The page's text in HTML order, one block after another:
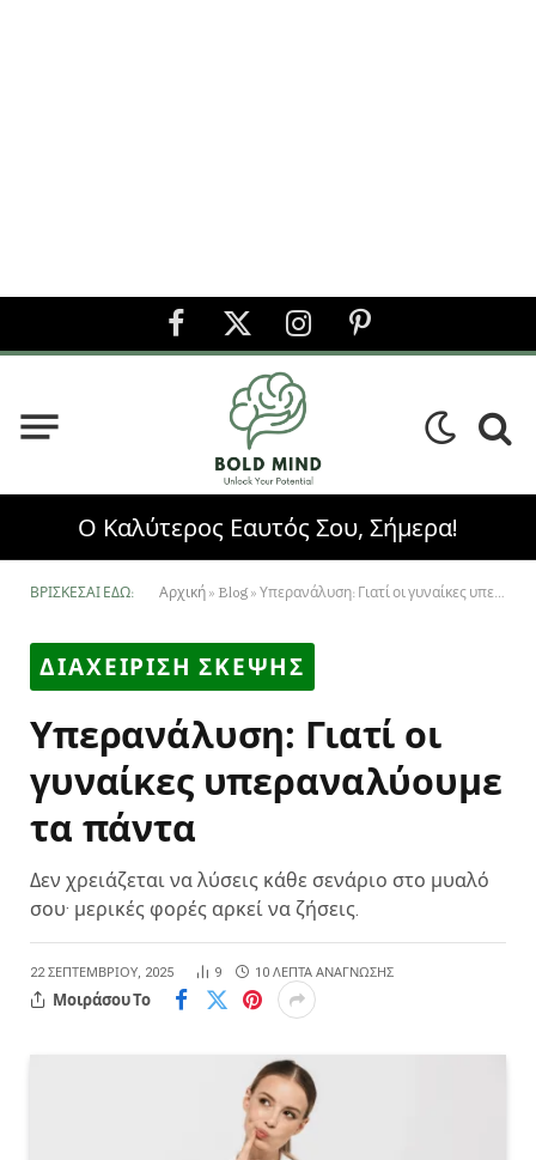
Facebook
X
(Twitter)
InstagramPinterest
Ο Καλύτερος Εαυτός Σου, Σήμερα!
ΒΡΊΣΚΕΣΑΙ ΕΔΏ: Αρχική» Blog»Υπερανάλυση: Γιατί οι γυναίκες υπεραναλύουμε τα πάντα
ΔΙΑΧΕΙΡΙΣΗ ΣΚΕΨΗΣ
Υπερανάλυση: Γιατί οι
γυναίκες υπεραναλύουμε
τα πάντα
Δεν χρειάζεται να λύσεις κάθε σενάριο στο μυαλό
σου· μερικές φορές αρκεί να ζήσεις.
22 ΣΕΠΤΕΜΒΡΊΟΥ, 2025 9 10 ΛΕΠΤΆ ΑΝΆΓΝΩΣΗΣ
Μοιράσου Το